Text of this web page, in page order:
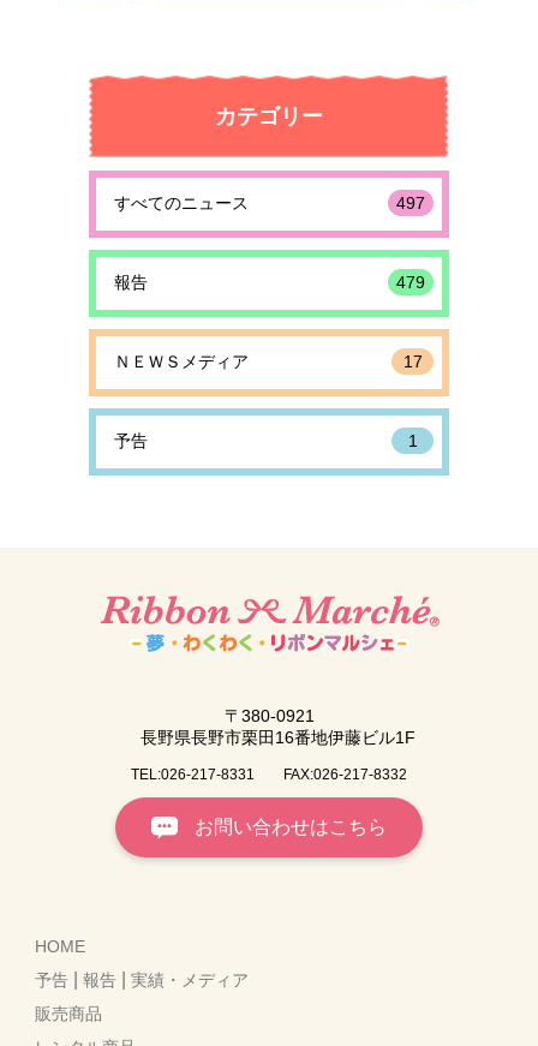
カテゴリー
すべてのニュース 497
報告 479
ＮＥＷＳメディア 17
予告 1
〒380-0921
長野県長野市栗田16番地伊藤ビル1F
TEL:026-217-8331 FAX:026-217-8332
お問い合わせはこちら
HOME
予告 |報告 |実績・メディア
販売商品